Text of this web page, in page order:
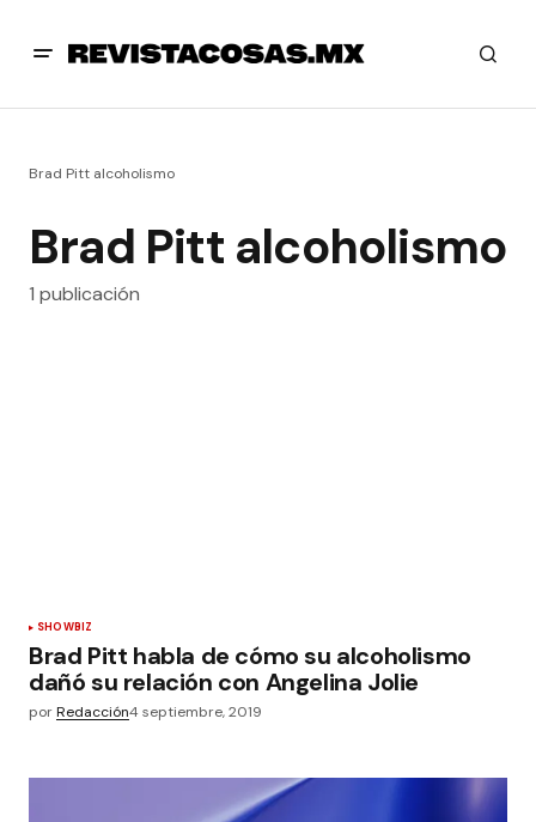
Brad Pitt alcoholismo
Brad Pitt alcoholismo
1 publicación
SHOWBIZ
Brad Pitt habla de cómo su alcoholismo
dañó su relación con Angelina Jolie
porRedacción4 septiembre, 2019